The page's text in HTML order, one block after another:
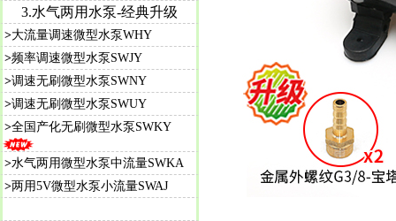
3.水气两用水泵-经典升级
>大流量调速微型水泵WHY
>频率调速微型水泵SWJY
>调速无刷微型水泵SWNY
>调速无刷微型水泵SWUY
>全国产化无刷微型水泵SWKY
>水气两用微型水泵中流量SWKA
>两用5V微型水泵小流量SWAJ